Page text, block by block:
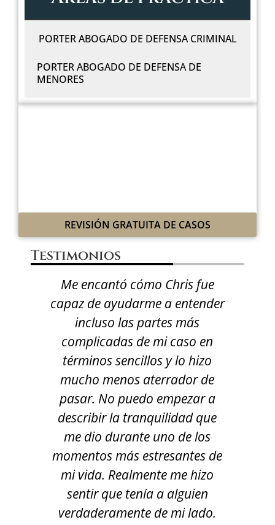
PORTER ABOGADO DE DEFENSA CRIMINAL
PORTER ABOGADO DE DEFENSA DE
MENORES
REVISIÓN GRATUITA DE CASOS
Testimonios
Me encantó cómo Chris fue
capaz de ayudarme a entender
incluso las partes más
complicadas de mi caso en
términos sencillos y lo hizo
mucho menos aterrador de
pasar. No puedo empezar a
describir la tranquilidad que
me dio durante uno de los
momentos más estresantes de
mi vida. Realmente me hizo
sentir que tenía a alguien
verdaderamente de mi lado.